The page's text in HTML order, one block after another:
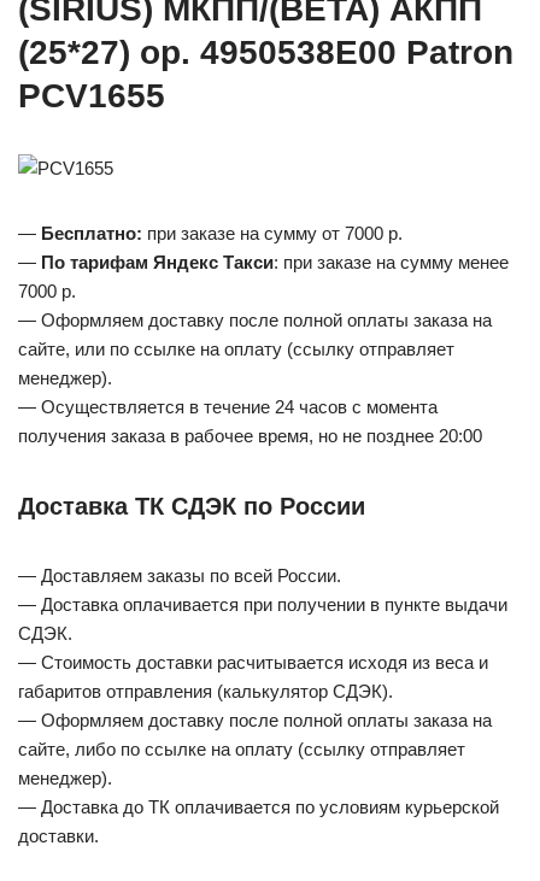
(SIRIUS) МКПП/(BETA) АКПП
(25*27) ор. 4950538E00 Patron
PCV1655
— Бесплатно: при заказе на сумму от 7000 р.
— По тарифам Яндекс Такси: при заказе на сумму менее
7000 р.
— Оформляем доставку после полной оплаты заказа на
сайте, или по ссылке на оплату (ссылку отправляет
менеджер).
— Осуществляется в течение 24 часов с момента
получения заказа в рабочее время, но не позднее 20:00
Доставка ТК СДЭК по России
— Доставляем заказы по всей России.
— Доставка оплачивается при получении в пункте выдачи
СДЭК.
— Стоимость доставки расчитывается исходя из веса и
габаритов отправления (калькулятор СДЭК).
— Оформляем доставку после полной оплаты заказа на
сайте, либо по ссылке на оплату (ссылку отправляет
менеджер).
— Доставка до ТК оплачивается по условиям курьерской
доставки.